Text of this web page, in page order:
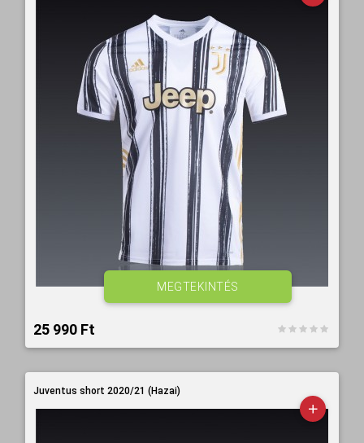
25 990 Ft‎
MEGTEKINTÉS
Juventus short 2020/21 (Hazai)